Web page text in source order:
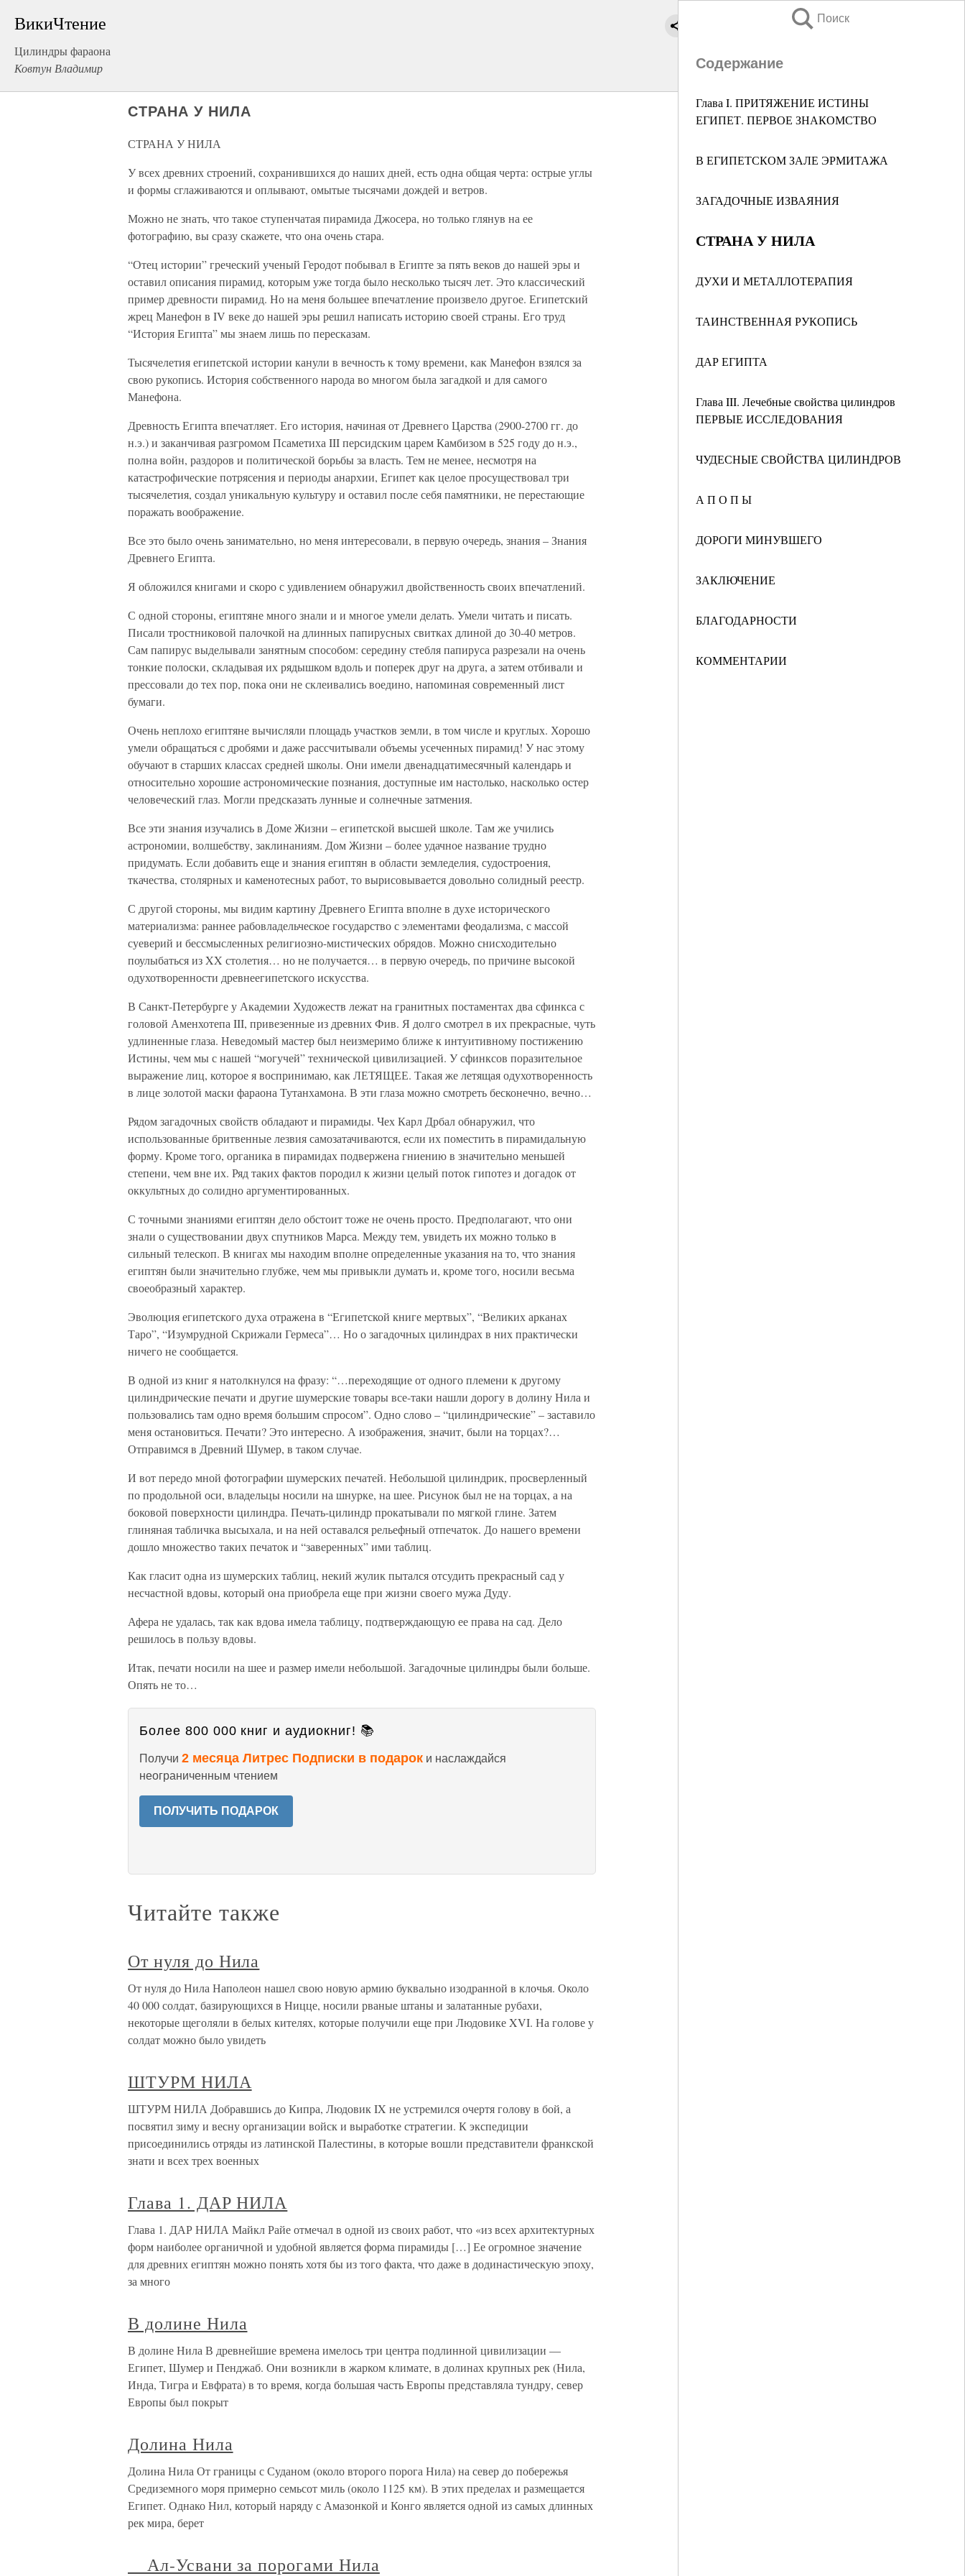
ВикиЧтение
Цилиндры фараона
Ковтун Владимир
Поиск
Содержание
Глава I. ПРИТЯЖЕНИЕ ИСТИНЫ
ЕГИПЕТ. ПЕРВОЕ ЗНАКОМСТВО
В ЕГИПЕТСКОМ ЗАЛЕ ЭРМИТАЖА
ЗАГАДОЧНЫЕ ИЗВАЯНИЯ
СТРАНА У НИЛА
ДУХИ И МЕТАЛЛОТЕРАПИЯ
ТАИНСТВЕННАЯ РУКОПИСЬ
ДАР ЕГИПТА
Глава III. Лечебные свойства цилиндров
ПЕРВЫЕ ИССЛЕДОВАНИЯ
ЧУДЕСНЫЕ СВОЙСТВА ЦИЛИНДРОВ
А П О П Ы
ДОРОГИ МИНУВШЕГО
ЗАКЛЮЧЕНИЕ
БЛАГОДАРНОСТИ
КОММЕНТАРИИ
СТРАНА У НИЛА
СТРАНА У НИЛА
У всех древних строений, сохранившихся до наших дней, есть одна общая черта: острые углы
и формы сглаживаются и оплывают, омытые тысячами дождей и ветров.
Можно не знать, что такое ступенчатая пирамида Джосера, но только глянув на ее
фотографию, вы сразу скажете, что она очень стара.
“Отец истории” греческий ученый Геродот побывал в Египте за пять веков до нашей эры и
оставил описания пирамид, которым уже тогда было несколько тысяч лет. Это классический
пример древности пирамид. Но на меня большее впечатление произвело другое. Египетский
жрец Манефон в IV веке до нашей эры решил написать историю своей страны. Его труд
“История Египта” мы знаем лишь по пересказам.
Тысячелетия египетской истории канули в вечность к тому времени, как Манефон взялся за
свою рукопись. История собственного народа во многом была загадкой и для самого
Манефона.
Древность Египта впечатляет. Его история, начиная от Древнего Царства (2900-2700 гг. до
н.э.) и заканчивая разгромом Псаметиха III персидским царем Камбизом в 525 году до н.э.,
полна войн, раздоров и политической борьбы за власть. Тем не менее, несмотря на
катастрофические потрясения и периоды анархии, Египет как целое просуществовал три
тысячелетия, создал уникальную культуру и оставил после себя памятники, не перестающие
поражать воображение.
Все это было очень занимательно, но меня интересовали, в первую очередь, знания – Знания
Древнего Египта.
Я обложился книгами и скоро с удивлением обнаружил двойственность своих впечатлений.
С одной стороны, египтяне много знали и и многое умели делать. Умели читать и писать.
Писали тростниковой палочкой на длинных папирусных свитках длиной до 30-40 метров.
Сам папирус выделывали занятным способом: середину стебля папируса разрезали на очень
тонкие полоски, складывая их рядышком вдоль и поперек друг на друга, а затем отбивали и
прессовали до тех пор, пока они не склеивались воедино, напоминая современный лист
бумаги.
Очень неплохо египтяне вычисляли площадь участков земли, в том числе и круглых. Хорошо
умели обращаться с дробями и даже рассчитывали объемы усеченных пирамид! У нас этому
обучают в старших классах средней школы. Они имели двенадцатимесячный календарь и
относительно хорошие астрономические познания, доступные им настолько, насколько остер
человеческий глаз. Могли предсказать лунные и солнечные затмения.
Все эти знания изучались в Доме Жизни – египетской высшей школе. Там же учились
астрономии, волшебству, заклинаниям. Дом Жизни – более удачное название трудно
придумать. Если добавить еще и знания египтян в области земледелия, судостроения,
ткачества, столярных и каменотесных работ, то вырисовывается довольно солидный реестр.
С другой стороны, мы видим картину Древнего Египта вполне в духе исторического
материализма: раннее рабовладельческое государство с элементами феодализма, с массой
суеверий и бессмысленных религиозно-мистических обрядов. Можно снисходительно
поулыбаться из XX столетия… но не получается… в первую очередь, по причине высокой
одухотворенности древнеегипетского искусства.
В Санкт-Петербурге у Академии Художеств лежат на гранитных постаментах два сфинкса с
головой Аменхотепа III, привезенные из древних Фив. Я долго смотрел в их прекрасные, чуть
удлиненные глаза. Неведомый мастер был неизмеримо ближе к интуитивному постижению
Истины, чем мы с нашей “могучей” технической цивилизацией. У сфинксов поразительное
выражение лиц, которое я воспринимаю, как ЛЕТЯЩЕЕ. Такая же летящая одухотворенность
в лице золотой маски фараона Тутанхамона. В эти глаза можно смотреть бесконечно, вечно…
Рядом загадочных свойств обладают и пирамиды. Чех Карл Дрбал обнаружил, что
использованные бритвенные лезвия самозатачиваются, если их поместить в пирамидальную
форму. Кроме того, органика в пирамидах подвержена гниению в значительно меньшей
степени, чем вне их. Ряд таких фактов породил к жизни целый поток гипотез и догадок от
оккультных до солидно аргументированных.
С точными знаниями египтян дело обстоит тоже не очень просто. Предполагают, что они
знали о существовании двух спутников Марса. Между тем, увидеть их можно только в
сильный телескоп. В книгах мы находим вполне определенные указания на то, что знания
египтян были значительно глубже, чем мы привыкли думать и, кроме того, носили весьма
своеобразный характер.
Эволюция египетского духа отражена в “Египетской книге мертвых”, “Великих арканах
Таро”, “Изумрудной Скрижали Гермеса”… Но о загадочных цилиндрах в них практически
ничего не сообщается.
В одной из книг я натолкнулся на фразу: “…переходящие от одного племени к другому
цилиндрические печати и другие шумерские товары все-таки нашли дорогу в долину Нила и
пользовались там одно время большим спросом”. Одно слово – “цилиндрические” – заставило
меня остановиться. Печати? Это интересно. А изображения, значит, были на торцах?…
Отправимся в Древний Шумер, в таком случае.
И вот передо мной фотографии шумерских печатей. Небольшой цилиндрик, просверленный
по продольной оси, владельцы носили на шнурке, на шее. Рисунок был не на торцах, а на
боковой поверхности цилиндра. Печать-цилиндр прокатывали по мягкой глине. Затем
глиняная табличка высыхала, и на ней оставался рельефный отпечаток. До нашего времени
дошло множество таких печаток и “заверенных” ими таблиц.
Как гласит одна из шумерских таблиц, некий жулик пытался отсудить прекрасный сад у
несчастной вдовы, который она приобрела еще при жизни своего мужа Дуду.
Афера не удалась, так как вдова имела таблицу, подтверждающую ее права на сад. Дело
решилось в пользу вдовы.
Итак, печати носили на шее и размер имели небольшой. Загадочные цилиндры были больше.
Опять не то…
Более 800 000 книг и аудиокниг! 📚
Получи 2 месяца Литрес Подписки в подарок и наслаждайся
неограниченным чтением
ПОЛУЧИТЬ ПОДАРОК
Читайте также
От нуля до Нила
От нуля до Нила Наполеон нашел свою новую армию буквально изодранной в клочья. Около
40 000 солдат, базирующихся в Ницце, носили рваные штаны и залатанные рубахи,
некоторые щеголяли в белых кителях, которые получили еще при Людовике XVI. На голове у
солдат можно было увидеть
ШТУРМ НИЛА
ШТУРМ НИЛА Добравшись до Кипра, Людовик IX не устремился очертя голову в бой, а
посвятил зиму и весну организации войск и выработке стратегии. К экспедиции
присоединились отряды из латинской Палестины, в которые вошли представители франкской
знати и всех трех военных
Глава 1. ДАР НИЛА
Глава 1. ДАР НИЛА Майкл Райе отмечал в одной из своих работ, что «из всех архитектурных
форм наиболее органичной и удобной является форма пирамиды […] Ее огромное значение
для древних египтян можно понять хотя бы из того факта, что даже в додинастическую эпоху,
за много
В долине Нила
В долине Нила В древнейшие времена имелось три центра подлинной цивилизации —
Египет, Шумер и Пенджаб. Они возникли в жарком климате, в долинах крупных рек (Нила,
Инда, Тигра и Евфрата) в то время, когда большая часть Европы представляла тундру, север
Европы был покрыт
Долина Нила
Долина Нила От границы с Суданом (около второго порога Нила) на север до побережья
Средиземного моря примерно семьсот миль (около 1125 км). В этих пределах и размещается
Египет. Однако Нил, который наряду с Амазонкой и Конго является одной из самых длинных
рек мира, берет
Ал-Усвани за порогами Нила